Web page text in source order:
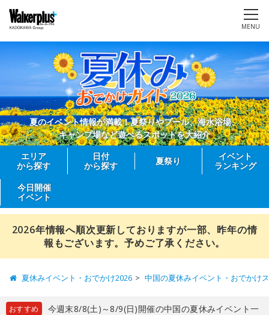
MENU
夏のイベント情報が満載！夏祭りやプール、海水浴場、
キャンプ場など遊べるスポットを大紹介
エリア
から探す
日付
から探す
夏祭り
イベント
ランキング
今日開催
イベント
2026年情報へ順次更新しておりますが一部、昨年の情
報もございます。予めご了承ください。
夏休みイベント・おでかけ2026 中国の夏休みイベント・おでかけ
おすすめ
今週末8/8(土)～8/9(日)開催の中国の夏休みイベント一